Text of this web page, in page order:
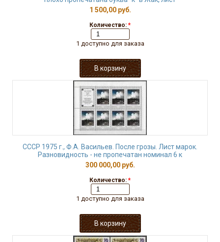
1 500,00 руб.
Количество: *
1 доступно для заказа
СССР 1975 г., Ф.А. Васильев. После грозы. Лист марок.
Разновидность - не пропечатан номинал 6 к
300 000,00 руб.
Количество: *
1 доступно для заказа